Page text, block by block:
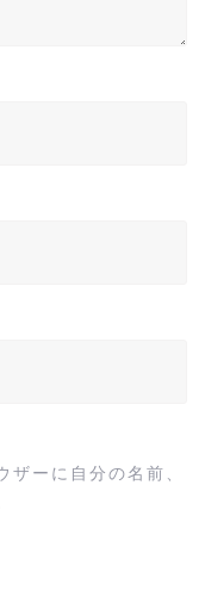
ーに自分の名前、